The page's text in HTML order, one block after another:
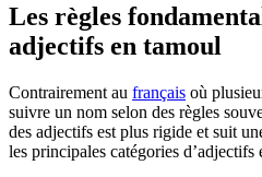
Les règles
adjectifs en tamoul
Contrairement au français où
suivre un nom selon des règles
des adjectifs est plus rigide et suit
les principales catégories